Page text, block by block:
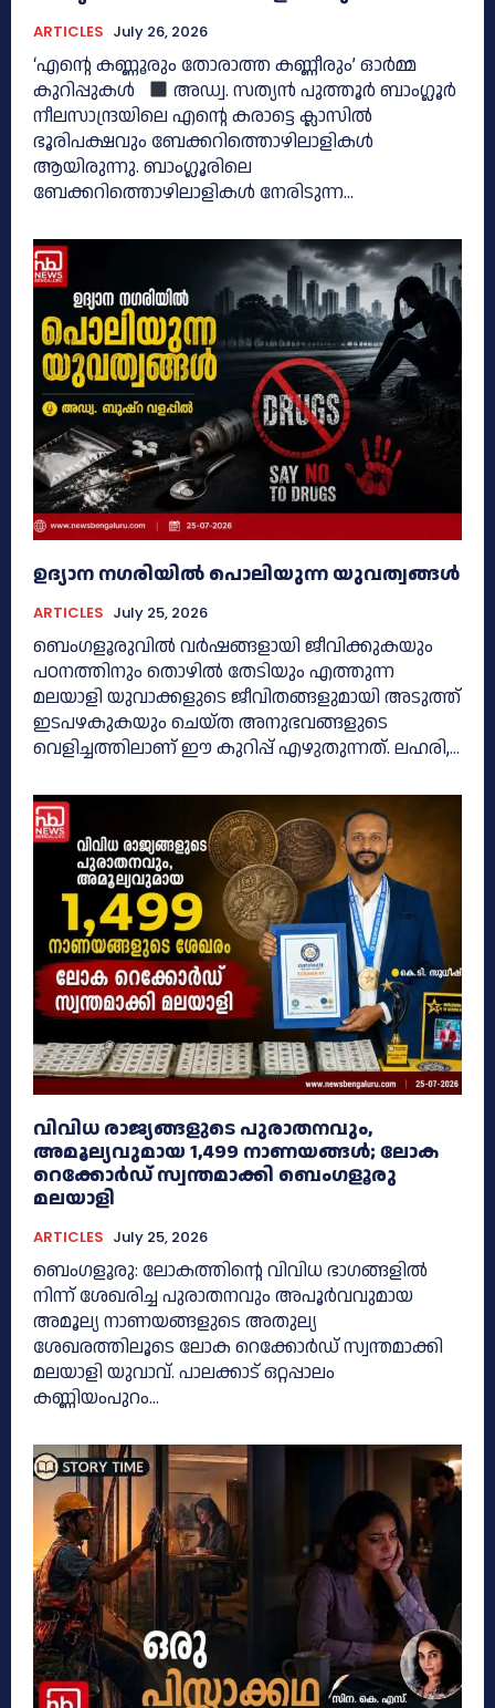
ARTICLES July 26, 2026
‘എന്റെ കണ്ണൂരും തോരാത്ത കണ്ണീരും’ ഓർമ്മ
കുറിപ്പുകൾ
അഡ്വ. സത്യൻ പുത്തൂര്‍ ബാംഗ്ലൂർ
നീലസാന്ദ്രയിലെ എൻ്റെ കരാട്ടെ ക്ലാസിൽ
ഭൂരിപക്ഷവും ബേക്കറിത്തൊഴിലാളികൾ
ആയിരുന്നു. ബാംഗ്ലൂരിലെ
ബേക്കറിത്തൊഴിലാളികൾ നേരിടുന്ന...
ഉദ്യാന നഗരിയിൽ പൊലിയുന്ന യുവത്വങ്ങൾ
ARTICLES July 25, 2026
ബെംഗളൂരുവിൽ വർഷങ്ങളായി ജീവിക്കുകയും
പഠനത്തിനും തൊഴിൽ തേടിയും എത്തുന്ന
മലയാളി യുവാക്കളുടെ ജീവിതങ്ങളുമായി അടുത്ത്
ഇടപഴകുകയും ചെയ്ത അനുഭവങ്ങളുടെ
വെളിച്ചത്തിലാണ് ഈ കുറിപ്പ് എഴുതുന്നത്. ലഹരി,...
വിവിധ രാജ്യങ്ങളുടെ പുരാതനവും,
അമൂല്യവുമായ 1,499 നാണയങ്ങൾ; ലോക
റെക്കോർഡ് സ്വന്തമാക്കി ബെംഗളൂരു
മലയാളി
ARTICLES July 25, 2026
ബെംഗളൂരു: ലോകത്തിന്റെ വിവിധ ഭാഗങ്ങളിൽ
നിന്ന് ശേഖരിച്ച പുരാതനവും അപൂർവവുമായ
അമൂല്യ നാണയങ്ങളുടെ അതുല്യ
ശേഖരത്തിലൂടെ ലോക റെക്കോർഡ് സ്വന്തമാക്കി
മലയാളി യുവാവ്. പാലക്കാട് ഒറ്റപ്പാലം
കണ്ണിയംപുറം...